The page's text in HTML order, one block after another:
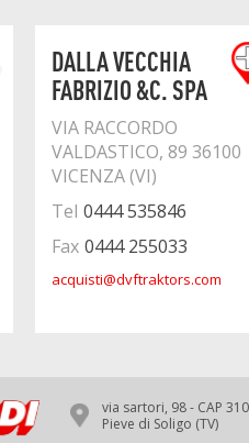
DALLA VECCHIA
FABRIZIO &C. SPA
VIA RACCORDO
VALDASTICO, 89 36100
VICENZA (VI)
Tel 0444 535846
Fax 0444 255033
acquisti@dvftraktors.com
via sartori, 98 - CAP
Pieve di Soligo (TV)